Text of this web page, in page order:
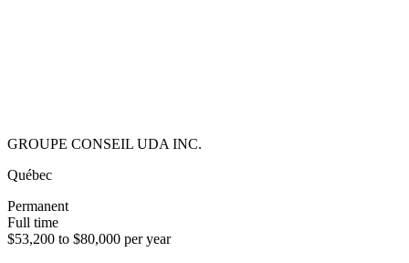
GROUPE CONSEIL UDA INC.
Québec
Permanent
Full time
$53,200 to $80,000 per year